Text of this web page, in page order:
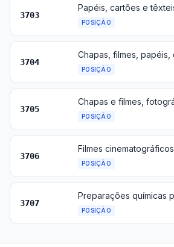
3703
POSIÇÃO
3704
POSIÇÃO
3705
POSIÇÃO
3706
POSIÇÃO
3707
POSIÇÃO